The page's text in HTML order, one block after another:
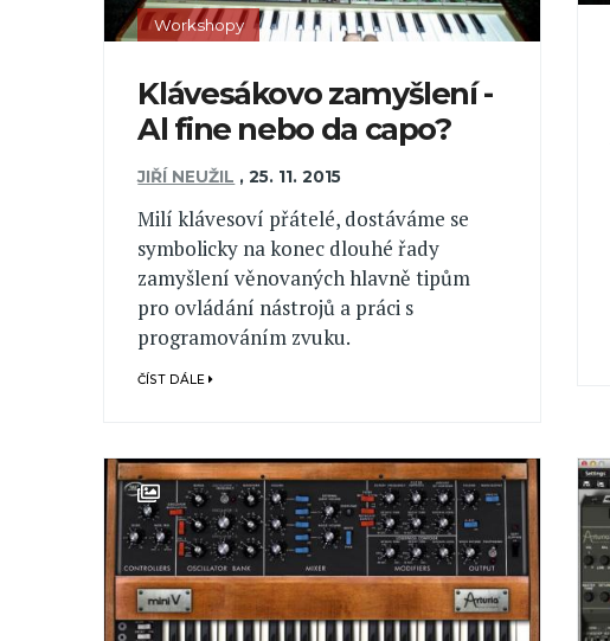
Workshopy
Klávesákovo zamyšlení -
Al fine nebo da capo?
JIŘÍ NEUŽIL ,25. 11. 2015
Milí klávesoví přátelé, dostáváme se
symbolicky na konec dlouhé řady
zamyšlení věnovaných hlavně tipům
pro ovládání nástrojů a práci s
programováním zvuku.
ČÍST DÁLE